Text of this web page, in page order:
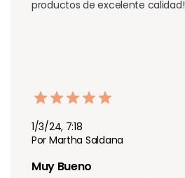
productos de excelente calidad!
1/3/24, 7:18
Por Martha Saldana
Muy Bueno